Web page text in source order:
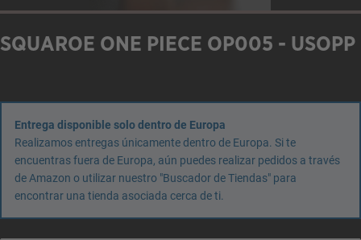
SQUAROE ONE PIECE OP005 - USOPP
Entrega disponible solo dentro de Europa
Realizamos entregas únicamente dentro de Europa. Si te
encuentras fuera de Europa, aún puedes realizar pedidos a través
de Amazon o utilizar nuestro "Buscador de Tiendas" para
encontrar una tienda asociada cerca de ti.